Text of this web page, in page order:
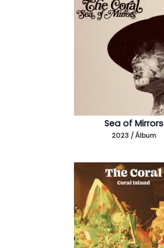
Sea of Mirrors
2023 / Álbum